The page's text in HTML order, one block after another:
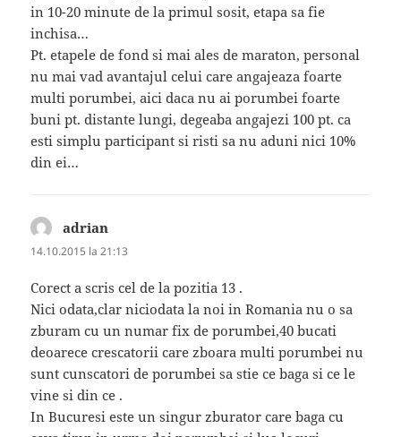
in 10-20 minute de la primul sosit, etapa sa fie
inchisa…
Pt. etapele de fond si mai ales de maraton, personal
nu mai vad avantajul celui care angajeaza foarte
multi porumbei, aici daca nu ai porumbei foarte
buni pt. distante lungi, degeaba angajezi 100 pt. ca
esti simplu participant si risti sa nu aduni nici 10%
din ei…
adrian
14.10.2015 la 21:13
Corect a scris cel de la pozitia 13 .
Nici odata,clar niciodata la noi in Romania nu o sa
zburam cu un numar fix de porumbei,40 bucati
deoarece crescatorii care zboara multi porumbei nu
sunt cunscatori de porumbei sa stie ce baga si ce le
vine si din ce .
In Bucuresi este un singur zburator care baga cu